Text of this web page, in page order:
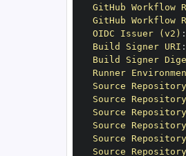
GitHub Workflow
GitHub Workflow
OIDC Issuer (v2) :
Build Signer URI :
Build Signer
Runner
Source
Source
Source
Source
Source
Source